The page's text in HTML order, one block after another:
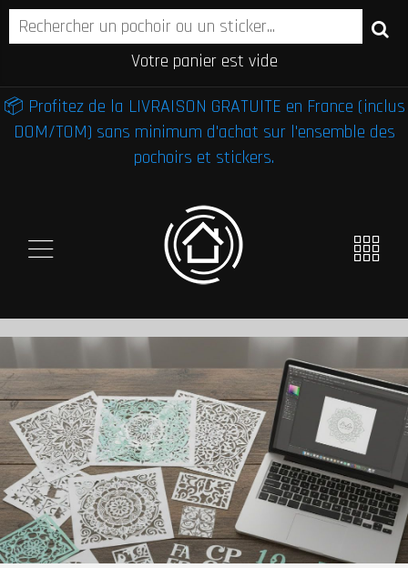
Votre panier est vide
📦 Profitez de la LIVRAISON GRATUITE en France (inclus
DOM/TOM) sans minimum d'achat sur l'ensemble des
pochoirs et stickers.